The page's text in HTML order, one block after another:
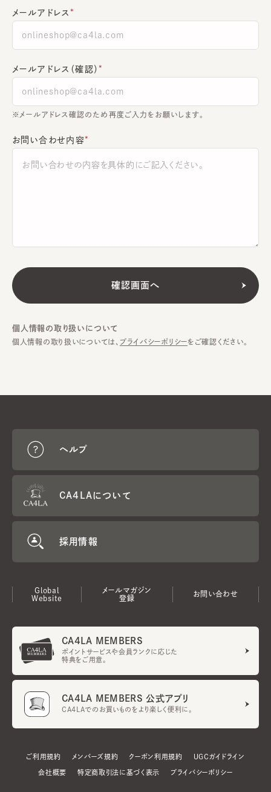
メールアドレス
メールアドレス（確認）
※メールアドレス確認のため再度ご入力をお願いします。
お問い合わせ内容
個人情報の取り扱いについて
個人情報の取り扱いについては、 プライバシーポリシーをご確認ください。
ヘルプ
CA4LAについて
採用情報
Global
Website
メールマガジン
登録
お問い合わせ
CA4LA MEMBERS
ポイントサービスや会員ランクに応じた
特典をご用意。
CA4LA MEMBERS 公式アプリ
CA4LAでのお買いものをより楽しく便利に。
ご利用規約 メンバーズ規約 クーポン利用規約 UGCガイドライン
会社概要 特定商取引法に基づく表示 プライバシーポリシー